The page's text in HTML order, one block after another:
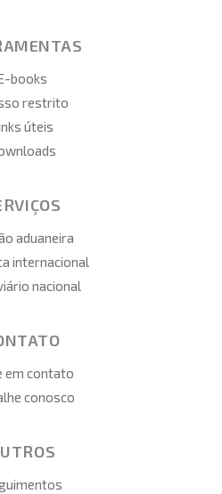
books
restrito
úteis
aduaneira
internacional
nacional
em contato
conosco